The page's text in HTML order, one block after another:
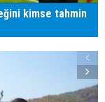
kimse tahmin